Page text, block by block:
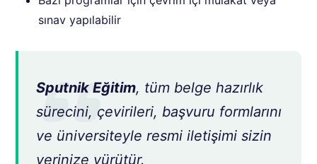
sınav yapılabilir
Sputnik Eğitim, tüm belge hazırlık
sürecini, çevirileri, başvuru formlarını
ve üniversiteyle resmi iletişimi sizin
yerinize yürütür.